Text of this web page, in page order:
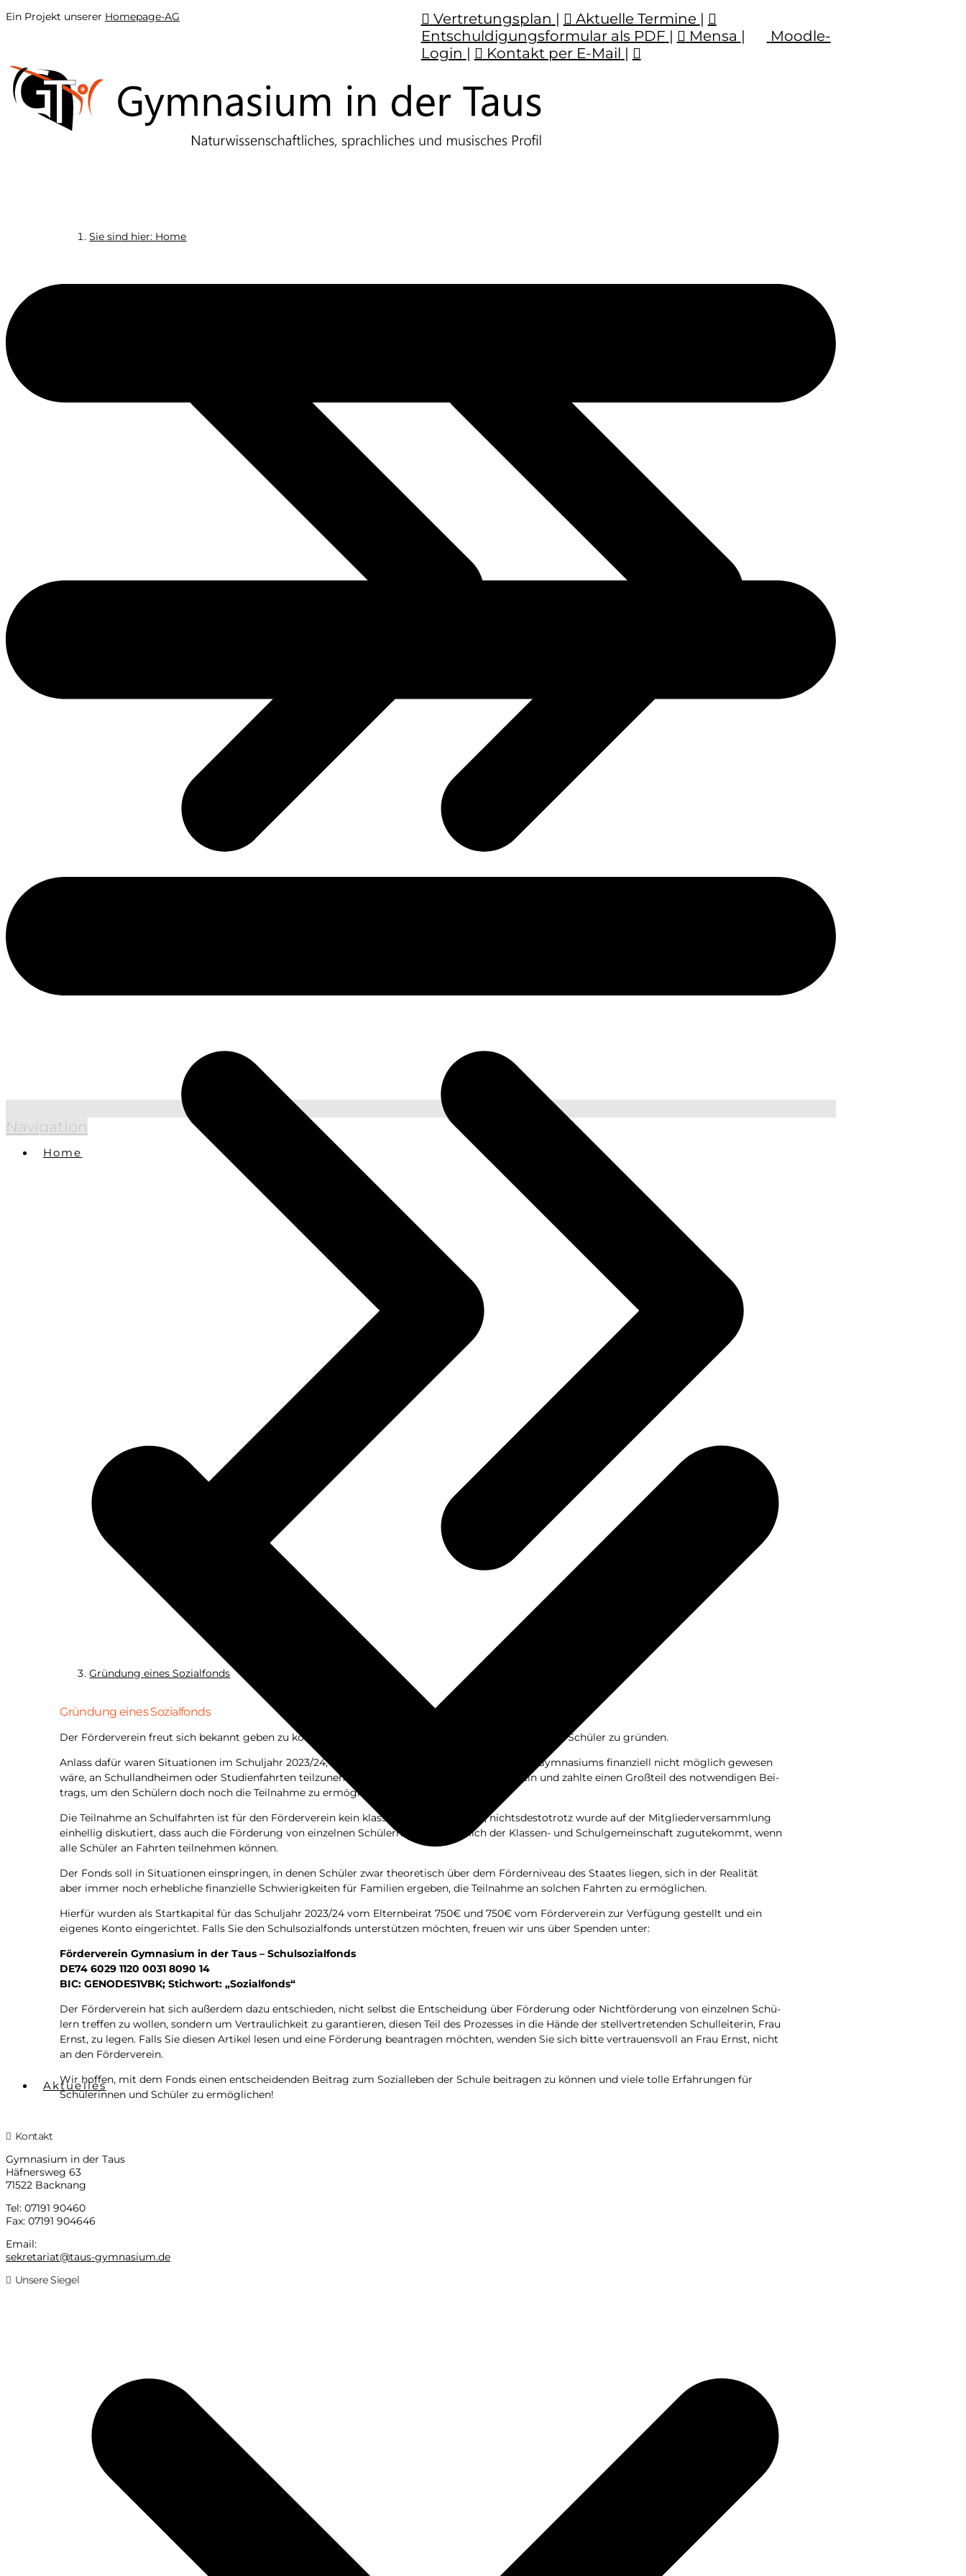
Ein Projekt unserer Homepage-AG Vertretungsplan | Aktuelle Termine |
Entschuldigungsformular als PDF | Mensa |
Moodle-
Login | Kontakt per E-Mail |
Navigation
Home
Aktuelles
Sie sind hier: Home
Grün­dung eines Sozialfonds
Gründung eines Sozialfonds
Der För­der­ver­ein freut sich bekannt geben zu kön­nen, dass beschlos­sen wur­de, einen Sozi­al­fonds für Schü­ler zu gründen.
Anlass dafür waren Situa­tio­nen im Schul­jahr 2023/24, in denen es meh­re­ren Schü­lern des Taus-Gym­na­si­ums finan­zi­ell nicht mög­lich gewe­sen
wäre, an Schul­land­hei­men oder Stu­di­en­fahr­ten teil­zu­neh­men. Der För­der­ver­ein sprang hier ein und zahl­te einen Groß­teil des not­wen­di­gen Bei­
trags, um den Schü­lern doch noch die Teil­nah­me zu ermöglichen.
Die Teil­nah­me an Schul­fahr­ten ist für den För­der­ver­ein kein klas­si­scher För­der­ver­ein, nichts­des­to­trotz wur­de auf der Mit­glie­der­ver­samm­lung
ein­hel­lig dis­ku­tiert, dass auch die För­de­rung von ein­zel­nen Schü­lern hier letzt­end­lich der Klas­sen- und Schul­ge­mein­schaft zugu­te­kommt, wenn
alle Schü­ler an Fahr­ten teil­neh­men können.
Der Fonds soll in Situa­tio­nen ein­sprin­gen, in denen Schü­ler zwar theo­re­tisch über dem För­der­ni­veau des Staa­tes lie­gen, sich in der Rea­li­tät
aber immer noch erheb­li­che finan­zi­el­le Schwie­rig­kei­ten für Fami­li­en erge­ben, die Teil­nah­me an sol­chen Fahr­ten zu ermöglichen.
Hier­für wur­den als Start­ka­pi­tal für das Schul­jahr 2023/24 vom Eltern­bei­rat 750€ und 750€ vom För­der­ver­ein zur Ver­fü­gung gestellt und ein
eige­nes Kon­to ein­ge­rich­tet. Falls Sie den Schul­so­zi­al­fonds unter­stüt­zen möch­ten, freu­en wir uns über Spen­den unter:
För­der­ver­ein Gym­na­si­um in der Taus – Schulsozialfonds
DE74 6029 1120 0031 8090 14
BIC: GENODES1VBK; Stich­wort: „Sozi­al­fonds“
Der För­der­ver­ein hat sich außer­dem dazu ent­schie­den, nicht selbst die Ent­schei­dung über För­de­rung oder Nicht­för­de­rung von ein­zel­nen Schü­
lern tref­fen zu wol­len, son­dern um Ver­trau­lich­keit zu garan­tie­ren, die­sen Teil des Pro­zes­ses in die Hän­de der stell­ver­tre­ten­den Schul­lei­te­rin, Frau
Ernst, zu legen. Falls Sie die­sen Arti­kel lesen und eine För­de­rung bean­tra­gen möch­ten, wen­den Sie sich bit­te ver­trau­ens­voll an Frau Ernst, nicht
an den Förderverein.
Wir hof­fen, mit dem Fonds einen ent­schei­den­den Bei­trag zum Sozi­al­le­ben der Schu­le bei­tra­gen zu kön­nen und vie­le tol­le Erfah­run­gen für
Schü­le­rin­nen und Schü­ler zu ermöglichen!
Kontakt
Gym­na­si­um in der Taus
Häf­ners­weg 63
71522 Backnang
Tel: 07191 90460
Fax: 07191 904646
Email:
sekretariat@taus-gymnasium.de
Unsere Siegel